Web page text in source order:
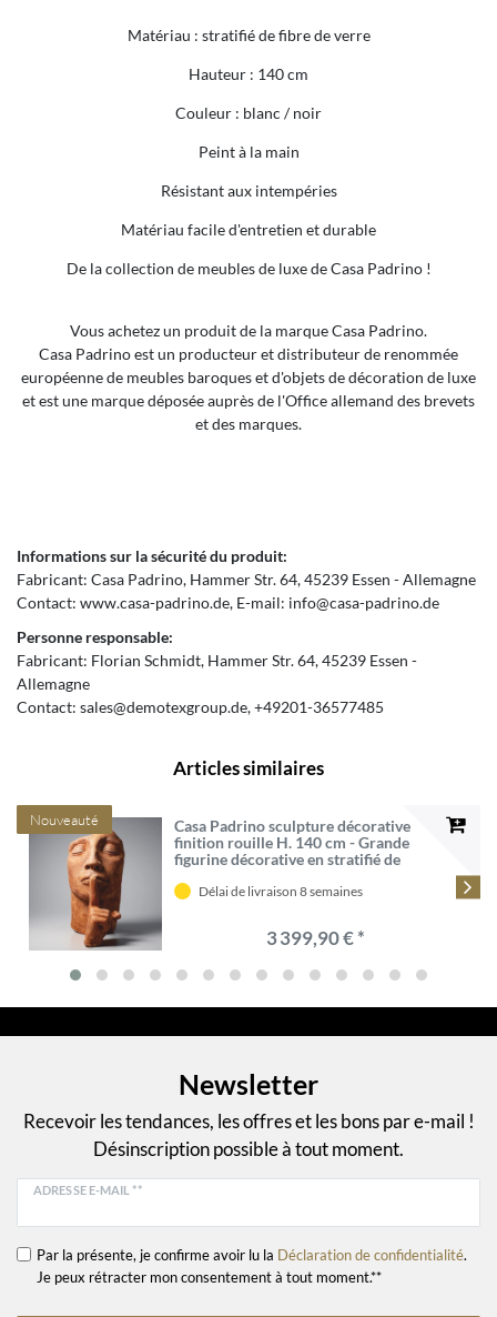
Matériau : stratifié de fibre de verre
Hauteur : 140 cm
Couleur : blanc / noir
Peint à la main
Résistant aux intempéries
Matériau facile d'entretien et durable
De la collection de meubles de luxe de Casa Padrino !
Vous achetez un produit de la marque Casa Padrino.
Casa Padrino est un producteur et distributeur de renommée
européenne de meubles baroques et d'objets de décoration de luxe
et est une marque déposée auprès de l'Office allemand des brevets
et des marques.
Informations sur la sécurité du produit:
Fabricant: Casa Padrino Hammer Str.64 45239 Essen
Allemagne
Contact: www.casa-padrino.de E-mail: info@casa-padrino.de
Personne responsable:
Fabricant: Florian Schmidt Hammer Str.64 45239 Essen
Allemagne
Contact: sales@demotexgroup.de +49201-36577485
Articles similaires
Nouveauté
Casa Padrino sculpture décorative
finition rouille H. 140 cm - Grande
figurine décorative en stratifié de
jardinDélai de livraison 8 semaines
3 399,90 € *
Newsletter
Recevoir les tendances, les offres et les bons par e-mail !
Désinscription possible à tout moment.
ADRESSE E-MAIL **
Par la présente, je confirme avoir lu la Déclaration de confidentialité.
Je peux rétracter mon consentement à tout moment.**